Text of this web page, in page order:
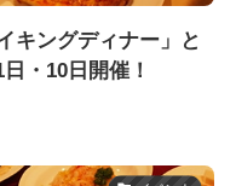
キングディナー」と
・10日開催！